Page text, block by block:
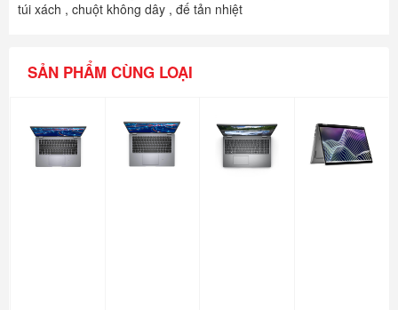
túi xách , chuột không dây , đế tản nhiệt
SẢN PHẨM CÙNG LOẠI